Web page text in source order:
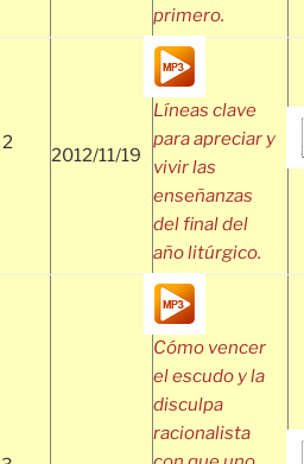
primero.
2
2012/11/19
Líneas clave
para apreciar y
vivir las
enseñanzas
del final del
año litúrgico.
Cómo vencer
el escudo y la
disculpa
racionalista